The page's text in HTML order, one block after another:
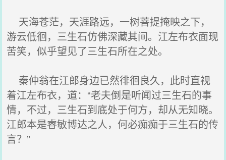
天海苍茫，天涯路远，一树菩提掩映之下，
游云低徊，三生石仿佛深藏其间。江左布衣面现
苦笑，似乎望见了三生石所在之处。
秦仲翁在江郎身边已然徘徊良久，此时直视
着江左布衣，道：“老夫倒是听闻过三生石的事
情，不过，三生石到底处于何方，却从无知晓。
江郎本是睿敏博达之人，何必痴痴于三生石的传
言？”